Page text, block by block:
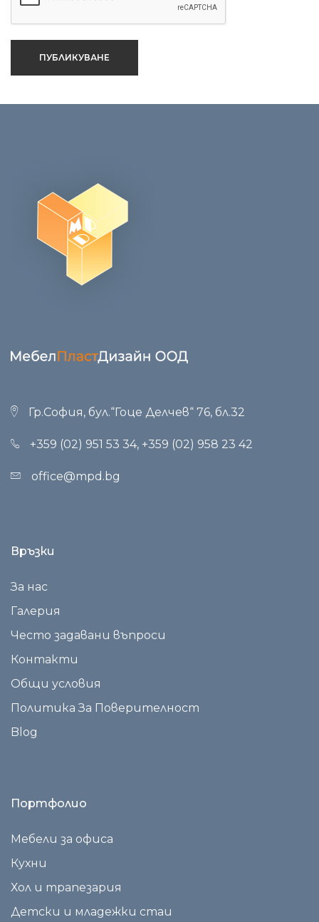
Гр.София, бул.“Гоце Делчев“ 76, бл.32
+359 (02) 951 53 34, +359 (02) 958 23 42
office@mpd.bg
Връзки
За нас
Галерия
Често задавани въпроси
Контакти
Общи условия
Политика За Поверителност
Blog
Портфолио
Мебели за офиса
Кухни
Хол и трапезария
Детски и младежки стаи